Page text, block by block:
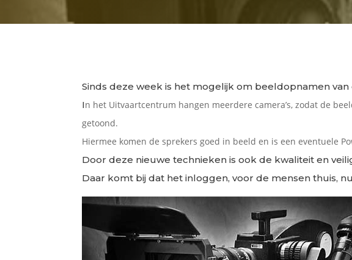
Sinds deze week is het mogelijk om beeldopnamen
In het Uitvaartcentrum hangen meerdere camera’s, zodat de
getoond.
Hiermee komen de sprekers goed in beeld en is een eventuele
Door deze nieuwe technieken is ook de kwaliteit en
Daar komt bij dat het inloggen, voor de mensen thuis,